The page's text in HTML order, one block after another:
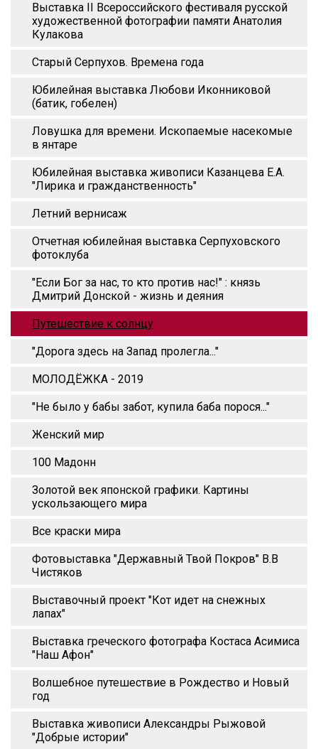
Выставка II Всероссийского фестиваля русской
художественной фотографии памяти Анатолия
Кулакова
Старый Серпухов. Времена года
Юбилейная выставка Любови Иконниковой
(батик, гобелен)
Ловушка для времени. Ископаемые насекомые
в янтаре
Юбилейная выставка живописи Казанцева Е.А.
"Лирика и гражданственность"
Летний вернисаж
Отчетная юбилейная выставка Серпуховского
фотоклуба
"Если Бог за нас, то кто против нас!" : князь
Дмитрий Донской - жизнь и деяния
Путешествие к солнцу
"Дорога здесь на Запад пролегла..."
МОЛОДЁЖКА - 2019
"Не было у бабы забот, купила баба порося..."
Женский мир
100 Мадонн
Золотой век японской графики. Картины
ускользающего мира
Все краски мира
Фотовыставка "Державный Твой Покров" В.В
Чистяков
Выставочный проект "Кот идет на снежных
лапах"
Выставка греческого фотографа Костаса Асимиса
"Наш Афон"
Волшебное путешествие в Рождество и Новый
год
Выставка живописи Александры Рыжовой
"Добрые истории"